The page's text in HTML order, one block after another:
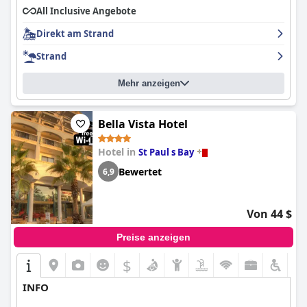
weiterhin positive Rückmeldungen.
All Inclusive Angebote
Direkt am Strand
Strand
Mehr anzeigen
Bella Vista Hotel
Hotel in St Paul s Bay
6,9 Bewertet
Von 44 $
Preise anzeigen
$
INFO